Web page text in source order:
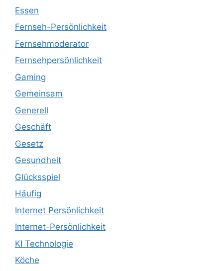
Essen
Fernseh-Persönlichkeit
Fernsehmoderator
Fernsehpersönlichkeit
Gaming
Gemeinsam
Generell
Geschäft
Gesetz
Gesundheit
Glücksspiel
Häufig
Internet Persönlichkeit
Internet-Persönlichkeit
KI Technologie
Köche